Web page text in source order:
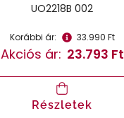
UO2218B 002
Korábbi ár: 33.990 Ft
Akciós ár: 23.793 Ft
Részletek